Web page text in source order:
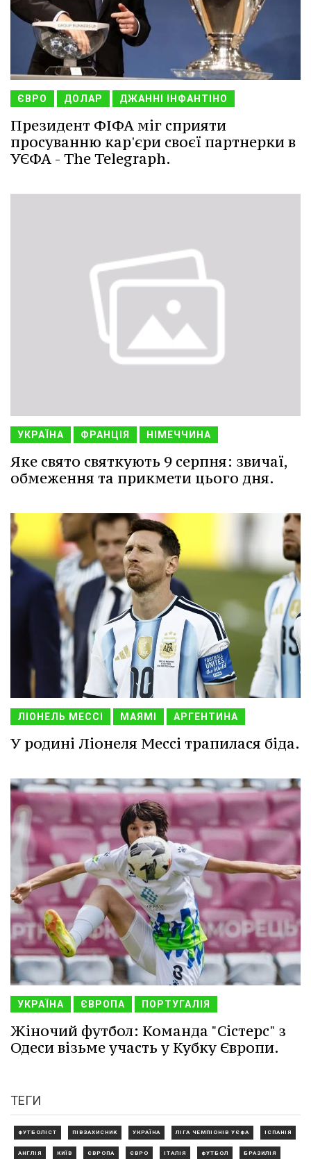
ЄВРО ДОЛАР ДЖАННІ ІНФАНТІНО
Президент ФІФА міг сприяти
просуванню кар'єри своєї партнерки в
УЄФА - The Telegraph.
УКРАЇНА ФРАНЦІЯ НІМЕЧЧИНА
Яке свято святкують 9 серпня: звичаї,
обмеження та прикмети цього дня.
ЛІОНЕЛЬ МЕССІ МАЯМІ АРГЕНТИНА
У родині Ліонеля Мессі трапилася біда.
УКРАЇНА ЄВРОПА ПОРТУГАЛІЯ
Жіночий футбол: Команда "Сістерс" з
Одеси візьме участь у Кубку Європи.
ТЕГИ
ФУТБОЛІСТ ПІВЗАХИСНИК УКРАЇНА ЛІГА ЧЕМПІОНІВ УЄФА ІСПАНІЯ
АНГЛІЯ КИЇВ ЄВРОПА ЄВРО ІТАЛІЯ ФУТБОЛ БРАЗИЛІЯ